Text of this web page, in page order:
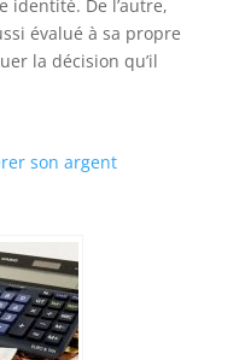
identité. De l’autre,
évalué à sa propre
la décision qu’il
son argent